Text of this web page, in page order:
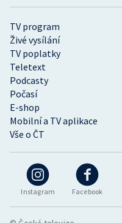
Instagram Facebook
TV program
Živé vysílání
TV poplatky
Teletext
Podcasty
Počasí
E-shop
Mobilní a TV aplikace
Vše o ČT